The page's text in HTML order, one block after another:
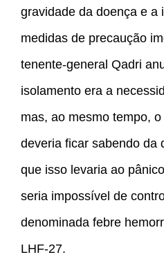
gravidade da doença e a
medidas de precaução
tenente-general Qadri
isolamento era a
mas, ao mesmo tempo,
deveria ficar sabendo da
que isso levaria ao
seria impossível de
denominada febre
LHF-27.